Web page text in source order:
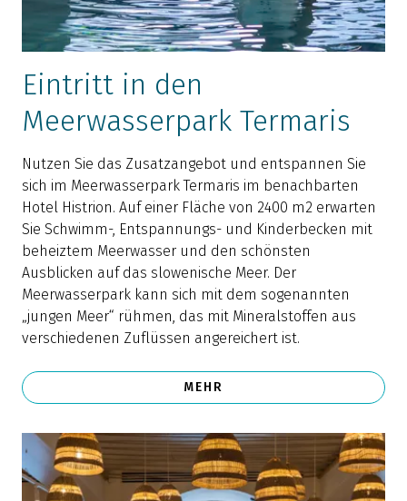
Eintritt in den
Meerwasserpark Termaris
Nutzen Sie das Zusatzangebot und entspannen Sie
sich im Meerwasserpark Termaris im benachbarten
Hotel Histrion. Auf einer Fläche von 2400 m2 erwarten
Sie Schwimm-, Entspannungs- und Kinderbecken mit
beheiztem Meerwasser und den schönsten
Ausblicken auf das slowenische Meer. Der
Meerwasserpark kann sich mit dem sogenannten
„jungen Meer“ rühmen, das mit Mineralstoffen aus
verschiedenen Zuflüssen angereichert ist.
MEHR